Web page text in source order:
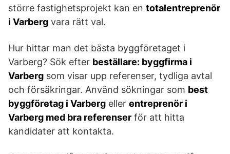
större fastighetsprojekt kan en totalentreprenör
i Varberg vara rätt val.
Hur hittar man det bästa byggföretaget i
Varberg? Sök efter beställare: byggfirma i
Varberg som visar upp referenser, tydliga avtal
och försäkringar. Använd sökningar som best
byggföretag i Varberg eller entreprenör i
Varberg med bra referenser för att hitta
kandidater att kontakta.